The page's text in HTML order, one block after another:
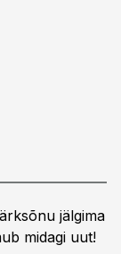
jälgima
midagi uut!